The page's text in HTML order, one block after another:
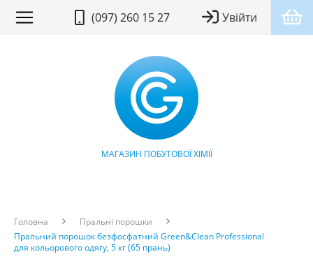
(097) 260 15 27 Увійти
МАГАЗИН ПОБУТОВОЇ ХІМІЇ
Головна
Пральні порошки
Пральний порошок безфосфатний Green&Clean Professional
для кольорового одягу, 5 кг (65 прань)